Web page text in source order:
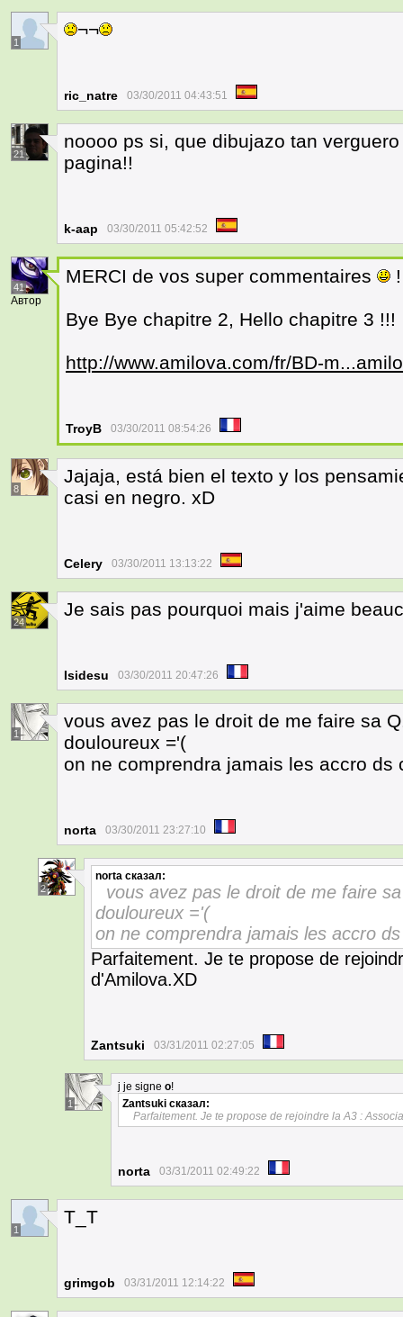
1
¬¬
ric_natre 03/30/2011 04:43:51
21
noooo ps si, que dibujazo tan
pagina!!
k-aap 03/30/2011 05:42:52
41
Автор
MERCI de vos super commentaires !
Bye Bye chapitre 2, Hello chapitre 3 !!!
http://www.amilova.com/fr/BD-
TroyB 03/30/2011 08:54:26
8
Jajaja, está bien el texto y los
casi en negro. xD
Celery 03/30/2011 13:13:22
24
Je sais pas pourquoi mais j'aime
Isidesu 03/30/2011 20:47:26
1
vous avez pas le droit de me faire sa
douloureux ='(
on ne comprendra jamais les accro ds
norta 03/30/2011 23:27:10
2
norta сказал:
vous avez pas le droit de me faire
douloureux ='(
on ne comprendra jamais les accro
Parfaitement. Je te propose de
d'Amilova.XD
Zantsuki 03/31/2011 02:27:05
1
j
Zantsuki сказал:
Parfaitement. Je te propose de rejoindre la A3 :
je signe o!
norta 03/31/2011 02:49:22
1
T_T
grimgob 03/31/2011 12:14:22